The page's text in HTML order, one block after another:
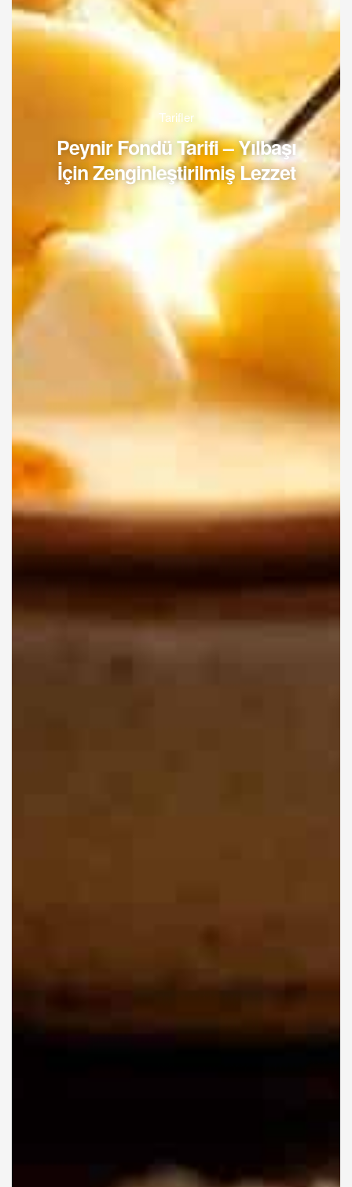
Tarifler
Peynir Fondü Tarifi – Yılbaşı
İçin Zenginleştirilmiş Lezzet